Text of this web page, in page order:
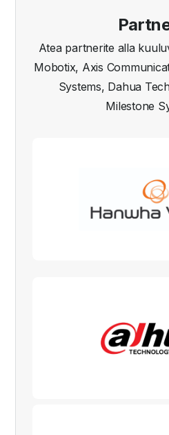
Atea partnerite alla
Mobotix, Axis
Systems, Dahua
Milestone